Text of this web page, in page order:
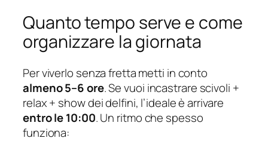
Quanto tempo serve e come
organizzare la giornata
Per viverlo senza fretta metti in conto
almeno 5–6 ore. Se vuoi incastrare scivoli +
relax + show dei delfini, l’ideale è arrivare
entro le 10:00. Un ritmo che spesso
funziona: